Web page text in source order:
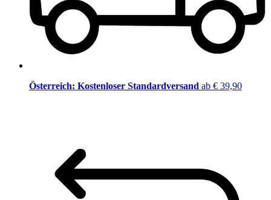
Österreich: Kostenloser Standardversand ab € 39,90